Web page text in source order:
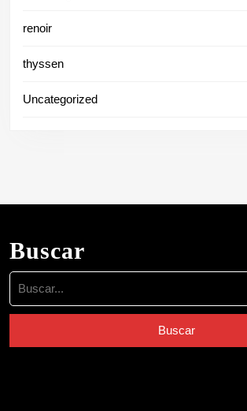
renoir
thyssen
Uncategorized
Buscar
Buscar: